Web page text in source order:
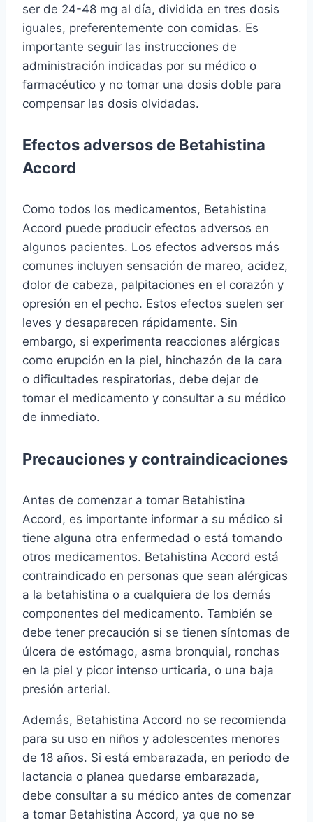
ser de 24-48 mg al día, dividida en tres dosis
iguales, preferentemente con comidas. Es
importante seguir las instrucciones de
administración indicadas por su médico o
farmacéutico y no tomar una dosis doble para
compensar las dosis olvidadas.
Efectos adversos de Betahistina
Accord
Como todos los medicamentos, Betahistina
Accord puede producir efectos adversos en
algunos pacientes. Los efectos adversos más
comunes incluyen sensación de mareo, acidez,
dolor de cabeza, palpitaciones en el corazón y
opresión en el pecho. Estos efectos suelen ser
leves y desaparecen rápidamente. Sin
embargo, si experimenta reacciones alérgicas
como erupción en la piel, hinchazón de la cara
o dificultades respiratorias, debe dejar de
tomar el medicamento y consultar a su médico
de inmediato.
Precauciones y contraindicaciones
Antes de comenzar a tomar Betahistina
Accord, es importante informar a su médico si
tiene alguna otra enfermedad o está tomando
otros medicamentos. Betahistina Accord está
contraindicado en personas que sean alérgicas
a la betahistina o a cualquiera de los demás
componentes del medicamento. También se
debe tener precaución si se tienen síntomas de
úlcera de estómago, asma bronquial, ronchas
en la piel y picor intenso urticaria, o una baja
presión arterial.
Además, Betahistina Accord no se recomienda
para su uso en niños y adolescentes menores
de 18 años. Si está embarazada, en periodo de
lactancia o planea quedarse embarazada,
debe consultar a su médico antes de comenzar
a tomar Betahistina Accord, ya que no se